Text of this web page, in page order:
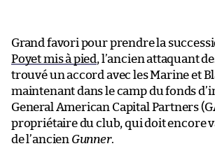
Grand favori pour prendre la
Poyet mis à pied , l’ancien attaquant
trouvé un accord avec les Marine et
maintenant dans le camp du fonds
General American Capital Partners
propriétaire du club, qui doit encore
de l’ancien Gunner.